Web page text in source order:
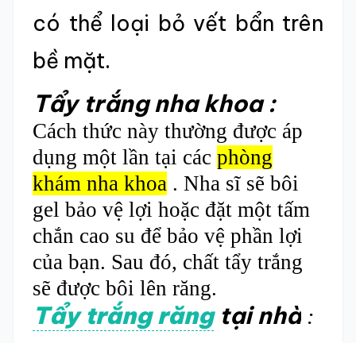
có thể loại bỏ vết bẩn trên
bề mặt.
Tẩy trắng nha khoa :
Cách thức này thường được áp
dụng một lần tại các phòng
khám nha khoa . Nha sĩ sẽ bôi
gel bảo vệ lợi hoặc đặt một tấm
chắn cao su để bảo vệ phần lợi
của bạn. Sau đó, chất tẩy trắng
sẽ được bôi lên răng.
Tẩy trắng răngtại nhà :